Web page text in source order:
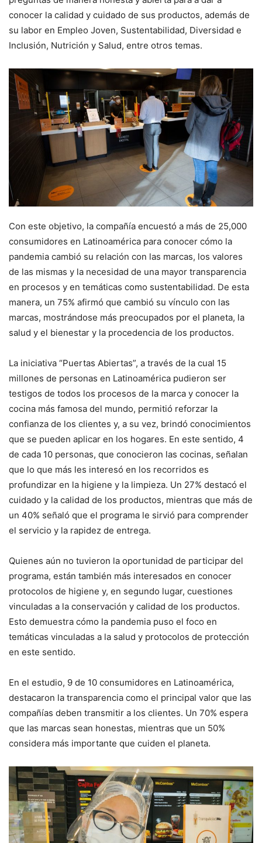
conocer la calidad y cuidado de sus productos, además de
su labor en Empleo Joven, Sustentabilidad, Diversidad e
Inclusión, Nutrición y Salud, entre otros temas.
Con este objetivo, la compañía encuestó a más de 25,000
consumidores en Latinoamérica para conocer cómo la
pandemia cambió su relación con las marcas, los valores
de las mismas y la necesidad de una mayor transparencia
en procesos y en temáticas como sustentabilidad. De esta
manera, un 75% afirmó que cambió su vínculo con las
marcas, mostrándose más preocupados por el planeta, la
salud y el bienestar y la procedencia de los productos.
La iniciativa “Puertas Abiertas”, a través de la cual 15
millones de personas en Latinoamérica pudieron ser
testigos de todos los procesos de la marca y conocer la
cocina más famosa del mundo, permitió reforzar la
confianza de los clientes y, a su vez, brindó conocimientos
que se pueden aplicar en los hogares. En este sentido, 4
de cada 10 personas, que conocieron las cocinas, señalan
que lo que más les interesó en los recorridos es
profundizar en la higiene y la limpieza. Un 27% destacó el
cuidado y la calidad de los productos, mientras que más de
un 40% señaló que el programa le sirvió para comprender
el servicio y la rapidez de entrega.
Quienes aún no tuvieron la oportunidad de participar del
programa, están también más interesados en conocer
protocolos de higiene y, en segundo lugar, cuestiones
vinculadas a la conservación y calidad de los productos.
Esto demuestra cómo la pandemia puso el foco en
temáticas vinculadas a la salud y protocolos de protección
en este sentido.
En el estudio, 9 de 10 consumidores en Latinoamérica,
destacaron la transparencia como el principal valor que las
compañías deben transmitir a los clientes. Un 70% espera
que las marcas sean honestas, mientras que un 50%
considera más importante que cuiden el planeta.